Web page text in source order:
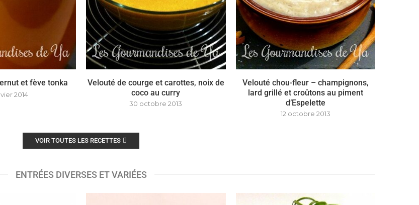
et fève tonka
2014
Velouté de courge et carottes, noix de
coco au curry
30 octobre 2013
Velouté chou-fleur – champignons,
lard grillé et croûtons au piment
d’Espelette
12 octobre 2013
VOIR TOUTES LES RECETTES
ENTRÉES DIVERSES ET VARIÉES